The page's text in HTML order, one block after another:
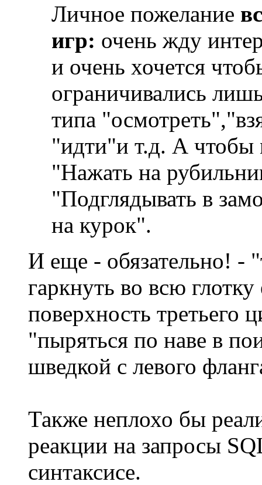
Личное пожелание
игр: очень жду
и очень хочется
ограничивались
типа
"идти"и т.д. А
"Нажать на
"Подглядывать в
на курок".
И еще - обязательно! -
гаркнуть во всю
поверхность третьего
"пыряться по наве в
шведкой с левого
Также неплохо бы
реакции на запросы
синтаксисе.